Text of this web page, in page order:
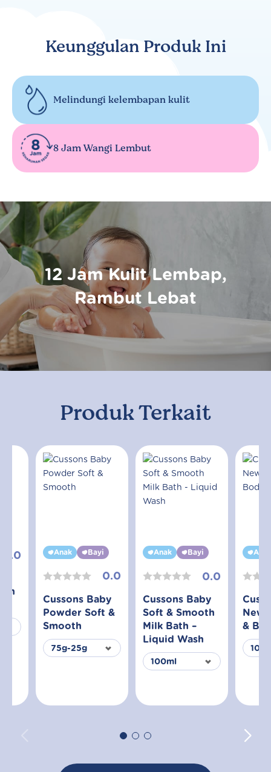
Keunggulan Produk Ini
Melindungi kelembapan kulit
8 Jam Wangi Lembut
12 Jam Kulit Lembap,
Rambut Lebat
Produk Terkait
0.0 Anak Bayi
0.0
Cussons Baby
Powder Soft &
Smooth
Anak Bayi
0.0
Cussons Baby
Soft & Smooth
Milk Bath –
Liquid Wash
Anak
&